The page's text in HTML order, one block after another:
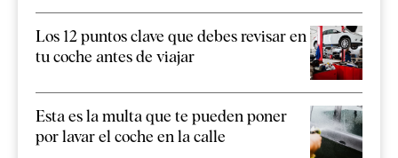
Los 12 puntos clave que debes revisar en
tu coche antes de viajar
Esta es la multa que te pueden poner
por lavar el coche en la calle